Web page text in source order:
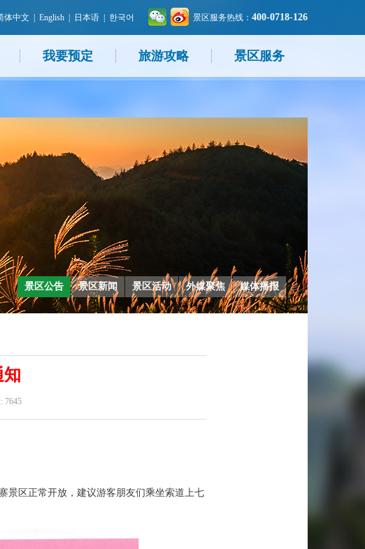
景区服务热线： 400-0718-126
体中文 English 日本语 한국어
我要预定 旅游攻略 景区服务
景区公告 景区新闻 景区活动 外媒聚焦 媒体播报
知
7645
区正常开放，建议游客朋友们乘坐索道上七